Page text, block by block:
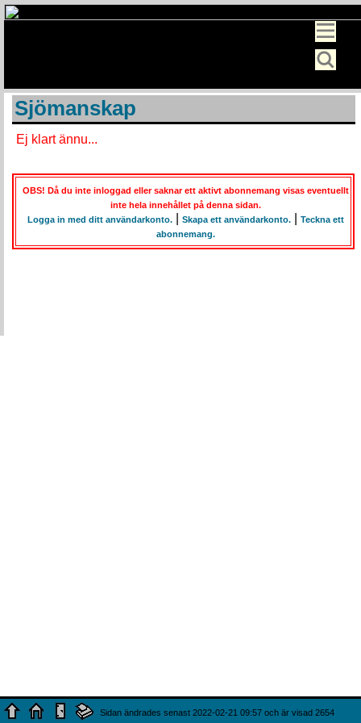
Sjömanskap
Ej klart ännu...
OBS! Då du inte inloggad eller saknar ett aktivt abonnemang visas eventuellt
inte hela innehållet på denna sidan.
Logga in med ditt användarkonto.| Skapa ett användarkonto.|
Teckna ett
abonnemang.
Sidan ändrades senast 2022-02-21 09:57 och är visad 2654